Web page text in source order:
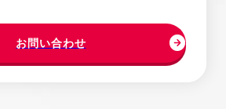
お問い合わせ